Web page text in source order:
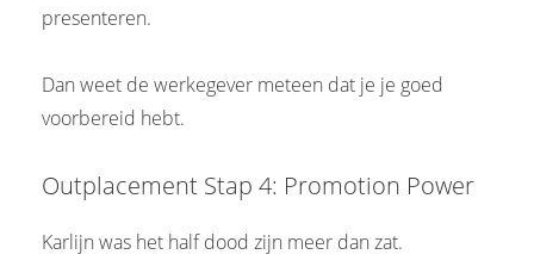
presenteren.
Dan weet de werkegever meteen dat je je goed
voorbereid hebt.
Outplacement Stap 4: Promotion Power
Karlijn was het half dood zijn meer dan zat.